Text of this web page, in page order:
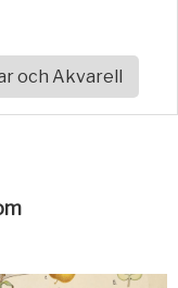
och Akvarell